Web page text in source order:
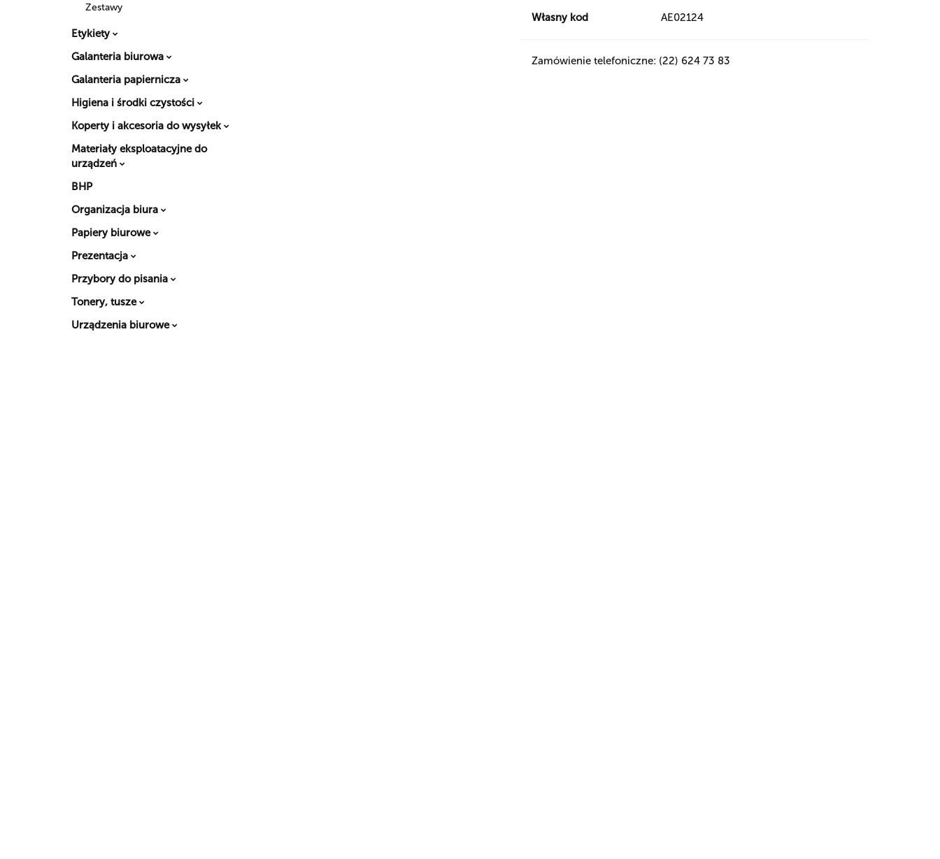
Zestawy
Etykiety
Galanteria biurowa
Galanteria papiernicza
Higiena i środki czystości
Koperty i akcesoria do wysyłek
Materiały eksploatacyjne do
urządzeń
BHP
Organizacja biura
Papiery biurowe
Prezentacja
Przybory do pisania
Tonery, tusze
Urządzenia biurowe
Własny kod AE02124
Zamówienie telefoniczne: (22) 624 73 83